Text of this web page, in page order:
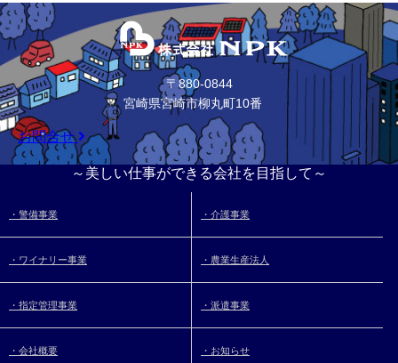
〒880-0844
宮崎県宮崎市柳丸町10番
お問合せ
～美しい仕事ができる会社を目指して～
・警備事業 ・介護事業
・ワイナリー事業 ・農業生産法人
・指定管理事業 ・派遣事業
・会社概要 ・お知らせ